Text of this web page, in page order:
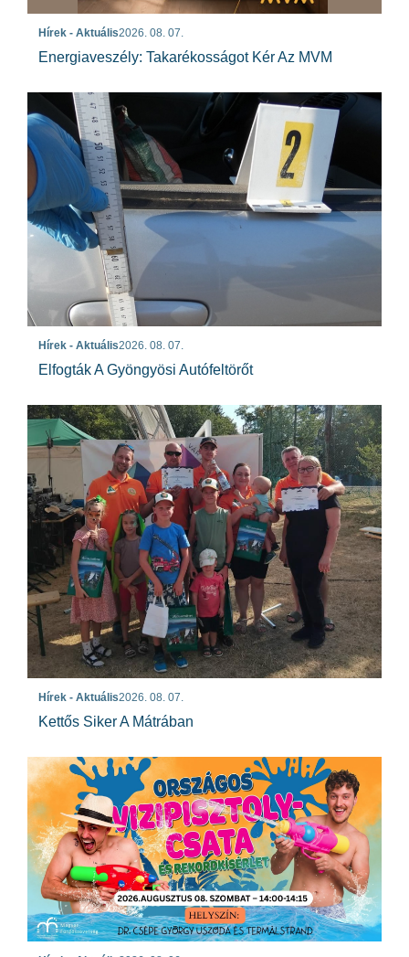
Hírek - Aktuális2026. 08. 07.
Energiaveszély: Takarékosságot Kér Az MVM
Hírek - Aktuális2026. 08. 07.
Elfogták A Gyöngyösi Autófeltörőt
Hírek - Aktuális2026. 08. 07.
Kettős Siker A Mátrában